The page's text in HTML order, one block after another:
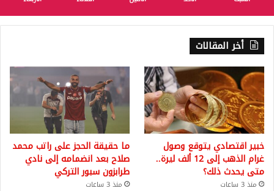
أخر المقالات
خبير اقتصادي يتوقع وصول
غرام الذهب إلى 12 ألف ليرة..
متى يحدث ذلك؟
منذ 3 ساعات
ما حقيقة الحجز على راتب محمد
صلاح بعد انضمامه إلى نادي
طرابزون سبور التركي
منذ 3 ساعات